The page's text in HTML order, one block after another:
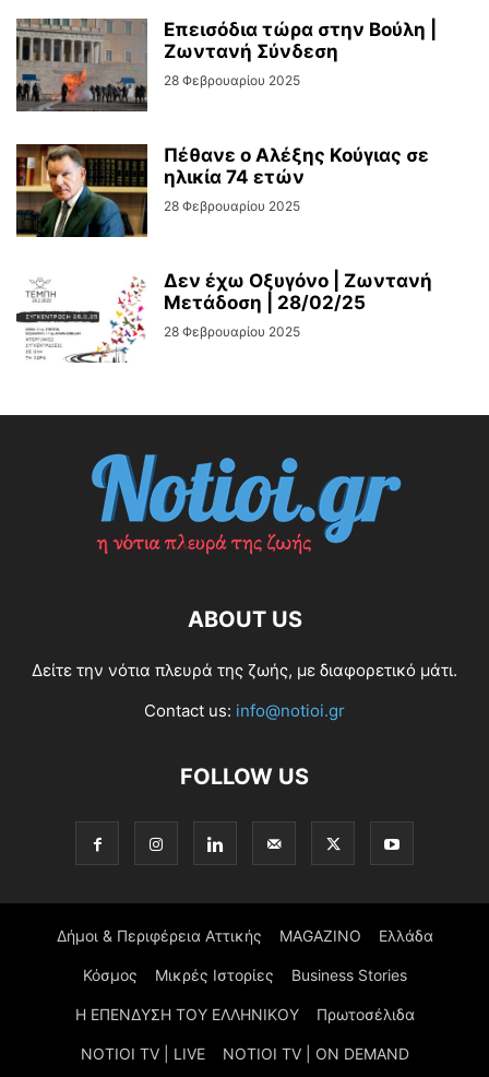
Επεισόδια τώρα στην Βούλη |
Ζωντανή Σύνδεση
28 Φεβρουαρίου 2025
Πέθανε ο Αλέξης Κούγιας σε
ηλικία 74 ετών
28 Φεβρουαρίου 2025
Δεν έχω Οξυγόνο | Ζωντανή
Μετάδοση | 28/02/25
28 Φεβρουαρίου 2025
ABOUT US
Δείτε την νότια πλευρά της ζωής, με διαφορετικό μάτι.
Contact us: info@notioi.gr
FOLLOW US
Δήμοι & Περιφέρεια Αττικής MAGAZINO Ελλάδα
Κόσμος Μικρές Ιστορίες Business Stories
Η ΕΠΕΝΔΥΣΗ ΤΟΥ ΕΛΛΗΝΙΚΟΥ Πρωτοσέλιδα
NOTIOI TV | LIVE NOTIOI TV | ON DEMAND